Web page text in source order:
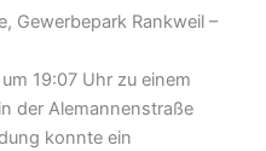
Gewerbepark Rankweil –
19:07 Uhr zu einem
der Alemannenstraße
konnte ein